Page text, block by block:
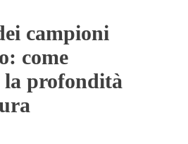
campioni
come
la profondità